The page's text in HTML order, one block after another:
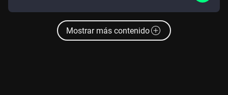
Mostrar más contenido